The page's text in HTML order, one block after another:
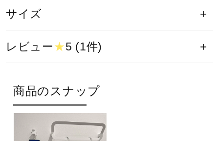
セール
その他
直営店一覧
レッグ位置がふつう。
この商品は公式大会では使用できま
サイズ
レビュー★5 (1件)
商品のスナップ